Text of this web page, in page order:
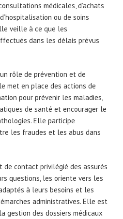
médicales, d’achats
ou de soins
veille à ce que les
dans les délais prévus
rôle de prévention et de
met en place des actions de
pour prévenir les maladies,
de santé et encourager le
Elle participe
les fraudes et les abus dans
de contact privilégié des assurés
questions, les oriente vers les
à leurs besoins et les
administratives. Elle est
gestion des dossiers médicaux